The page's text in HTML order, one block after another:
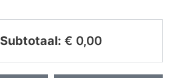
Subtotaal: € 0,00